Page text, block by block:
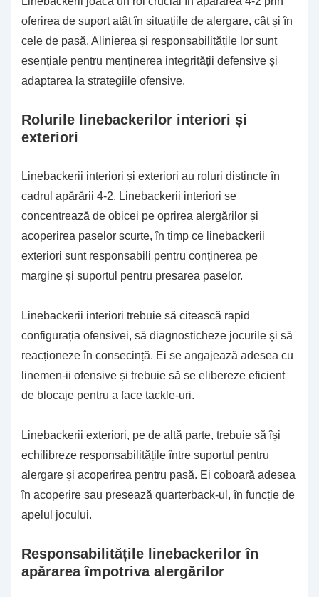
oferirea de suport atât în situațiile de alergare, cât și în
cele de pasă. Alinierea și responsabilitățile lor sunt
esențiale pentru menținerea integrității defensive și
adaptarea la strategiile ofensive.
Rolurile linebackerilor interiori și
exteriori
Linebackerii interiori și exteriori au roluri distincte în
cadrul apărării 4-2. Linebackerii interiori se
concentrează de obicei pe oprirea alergărilor și
acoperirea paselor scurte, în timp ce linebackerii
exteriori sunt responsabili pentru conținerea pe
margine și suportul pentru presarea paselor.
Linebackerii interiori trebuie să citească rapid
configurația ofensivei, să diagnosticheze jocurile și să
reacționeze în consecință. Ei se angajează adesea cu
linemen-ii ofensive și trebuie să se elibereze eficient
de blocaje pentru a face tackle-uri.
Linebackerii exteriori, pe de altă parte, trebuie să își
echilibreze responsabilitățile între suportul pentru
alergare și acoperirea pentru pasă. Ei coboară adesea
în acoperire sau presează quarterback-ul, în funcție de
apelul jocului.
Responsabilitățile linebackerilor în
apărarea împotriva alergărilor